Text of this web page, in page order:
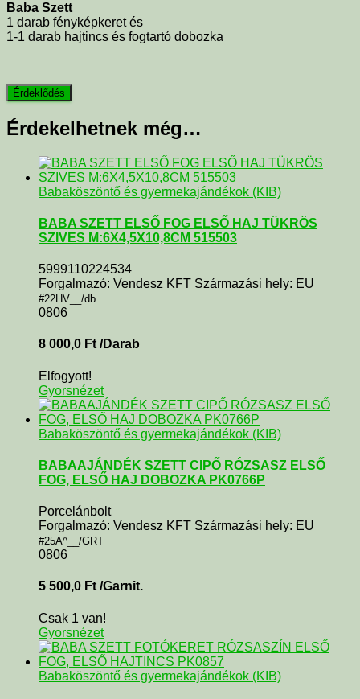
Baba Szett
1 darab fényképkeret és
1-1 darab hajtincs és fogtartó dobozka
Érdekelhetnek még…
Babaköszöntő és gyermekajándékok (KIB)
BABA SZETT ELSŐ FOG ELSŐ HAJ TÜKRÖS
SZIVES M:6X4,5X10,8CM 515503
5999110224534
Forgalmazó: Vendesz KFT Származási hely: EU
#22HV__/db
0806
8 000,0 Ft /Darab
Elfogyott!
Gyorsnézet
Babaköszöntő és gyermekajándékok (KIB)
BABAAJÁNDÉK SZETT CIPŐ RÓZSASZ ELSŐ
FOG, ELSŐ HAJ DOBOZKA PK0766P
Porcelánbolt
Forgalmazó: Vendesz KFT Származási hely: EU
#25A^__/GRT
0806
5 500,0 Ft /Garnit.
Csak 1 van!
Gyorsnézet
Babaköszöntő és gyermekajándékok (KIB)